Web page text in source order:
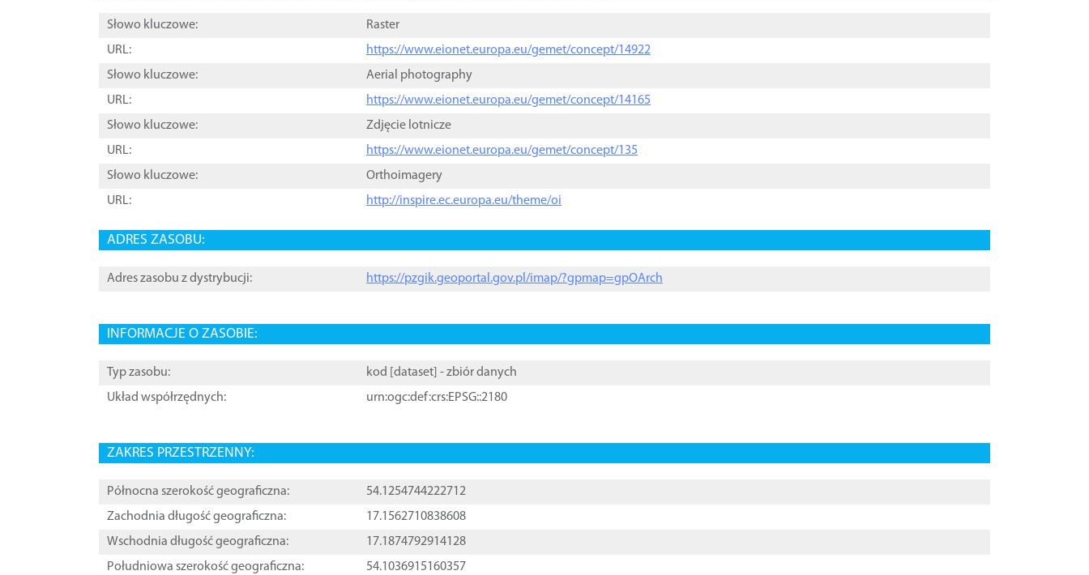
Słowo kluczowe:
Raster
URL:
https://www.eionet.europa.eu/gemet/concept/14922
Słowo kluczowe:
Aerial photography
URL:
https://www.eionet.europa.eu/gemet/concept/14165
Słowo kluczowe:
Zdjęcie lotnicze
URL:
https://www.eionet.europa.eu/gemet/concept/135
Słowo kluczowe:
Orthoimagery
URL:
http://inspire.ec.europa.eu/theme/oi
ADRES ZASOBU:
Adres zasobu z dystrybucji: https://pzgik.geoportal.gov.pl/imap/?gpmap=gpOArch
INFORMACJE O ZASOBIE:
Typ zasobu: kod [ dataset ] - zbiór danych
Układ współrzędnych:
urn:ogc:def:crs:EPSG::2180
ZAKRES PRZESTRZENNY:
Północna szerokość geograficzna:
54.1254744222712
Zachodnia długość geograficzna:
17.1562710838608
Wschodnia długość geograficzna:
17.1874792914128
Południowa szerokość geograficzna:
54.1036915160357